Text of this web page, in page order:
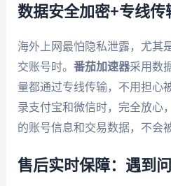
数据安全加密+专线传
海外上网最怕隐私泄露，尤其
交账号时。 番茄加速器采用数
量都通过专线传输，不用担心
录支付宝和微信时，完全放心
的账号信息和交易数据，不会
售后实时保障：遇到